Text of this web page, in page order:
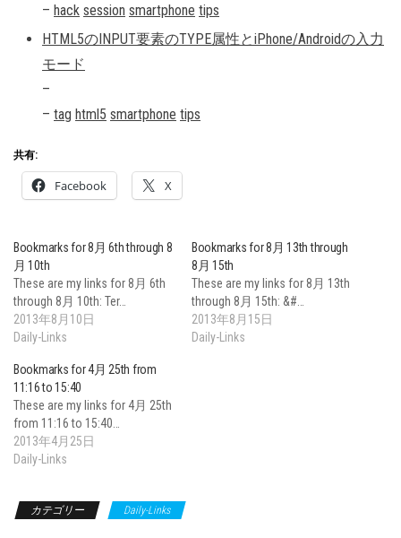
– hack session smartphone tips
HTML5のINPUT要素のTYPE属性とiPhone/Androidの入力
モード
–
– tag html5 smartphone tips
共有:
Facebook X
Bookmarks for 8月 6th through 8
月 10th
These are my links for 8月 6th
through 8月 10th: Ter…
2013年8月10日
Daily-Links
Bookmarks for 8月 13th through
8月 15th
These are my links for 8月 13th
through 8月 15th: &#…
2013年8月15日
Daily-Links
Bookmarks for 4月 25th from
11:16 to 15:40
These are my links for 4月 25th
from 11:16 to 15:40…
2013年4月25日
Daily-Links
カテゴリー Daily-Links